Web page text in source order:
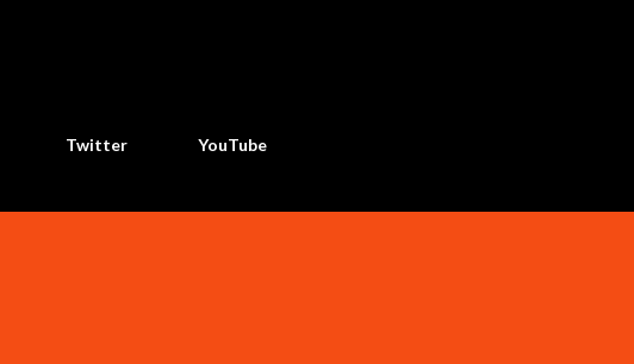
Twitter YouTube